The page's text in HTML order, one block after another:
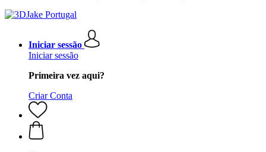
Iniciar sessão
Iniciar sessão
Primeira vez aqui?
Criar Conta